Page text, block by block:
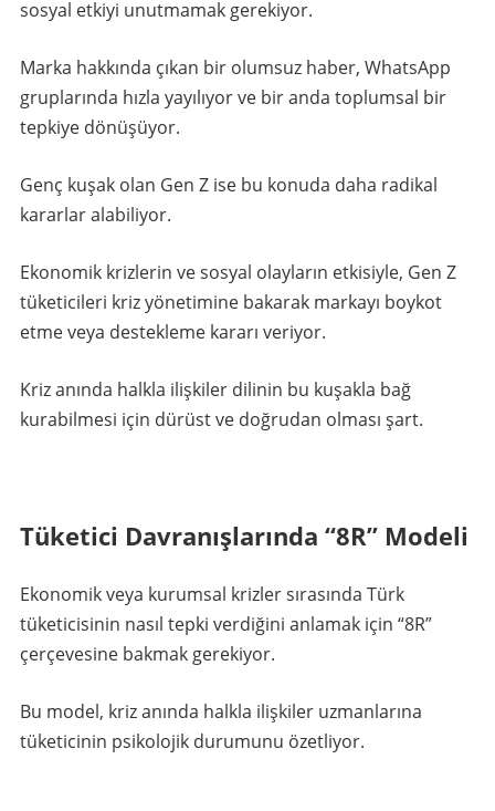
sosyal etkiyi unutmamak gerekiyor.
Marka hakkında çıkan bir olumsuz haber, WhatsApp
gruplarında hızla yayılıyor ve bir anda toplumsal bir
tepkiye dönüşüyor.
Genç kuşak olan Gen Z ise bu konuda daha radikal
kararlar alabiliyor.
Ekonomik krizlerin ve sosyal olayların etkisiyle, Gen Z
tüketicileri kriz yönetimine bakarak markayı boykot
etme veya destekleme kararı veriyor.
Kriz anında halkla ilişkiler dilinin bu kuşakla bağ
kurabilmesi için dürüst ve doğrudan olması şart.
Tüketici Davranışlarında “8R” Modeli
Ekonomik veya kurumsal krizler sırasında Türk
tüketicisinin nasıl tepki verdiğini anlamak için “8R”
çerçevesine bakmak gerekiyor.
Bu model, kriz anında halkla ilişkiler uzmanlarına
tüketicinin psikolojik durumunu özetliyor.